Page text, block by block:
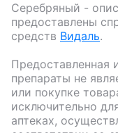
Серебряный -
предоставлены
средств Видаль.
Предоставленная
препараты не
или покупке
исключительно
аптеках,